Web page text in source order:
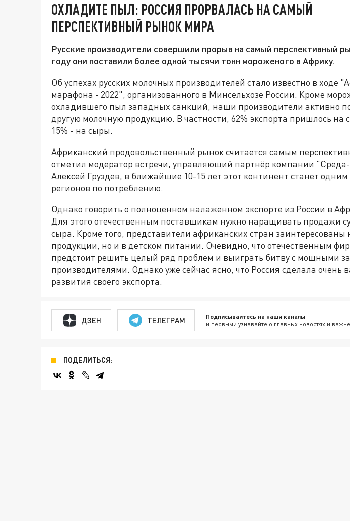
ОХЛАДИТЕ ПЫЛ: РОССИЯ ПРОРВАЛАСЬ НА САМЫЙ
ПЕРСПЕКТИВНЫЙ РЫНОК МИРА
Русские производители совершили прорыв на самый перспективный
году они поставили более одной тысячи тонн мороженого в Африку.
Об успехах русских молочных производителей стало известно в ходе
марафона - 2022", организованного в Минсельхозе России. Кроме
охладившего пыл западных санкций, наши производители активно
другую молочную продукцию. В частности, 62% экспорта пришлось на
15% - на сыры.
Африканский продовольственный рынок считается самым
отметил модератор встречи, управляющий партнёр компании
Алексей Груздев, в ближайшие 10-15 лет этот континент станет
регионов по потреблению.
Однако говорить о полноценном налаженном экспорте из России в
Для этого отечественным поставщикам нужно наращивать продажи
сыра. Кроме того, представители африканских стран заинтересованы
продукции, но и в детском питании. Очевидно, что отечественным
предстоит решить целый ряд проблем и выиграть битву с мощными
производителями. Однако уже сейчас ясно, что Россия сделала
развития своего экспорта.
ДЗЕН ТЕЛЕГРАМ Подписывайтесь на наши каналы
и первыми узнавайте о главных новостях и
ПОДЕЛИТЬСЯ: